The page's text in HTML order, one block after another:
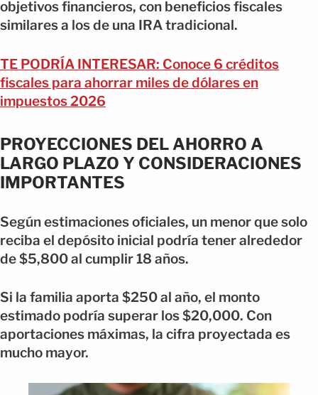
objetivos financieros, con beneficios fiscales
similares a los de una IRA tradicional.
TE PODRÍA INTERESAR: Conoce 6 créditos
fiscales para ahorrar miles de dólares en
impuestos 2026
PROYECCIONES DEL AHORRO A
LARGO PLAZO Y CONSIDERACIONES
IMPORTANTES
Según estimaciones oficiales, un menor que solo
reciba el depósito inicial podría tener alrededor
de $5,800 al cumplir 18 años.
Si la familia aporta $250 al año, el monto
estimado podría superar los $20,000. Con
aportaciones máximas, la cifra proyectada es
mucho mayor.